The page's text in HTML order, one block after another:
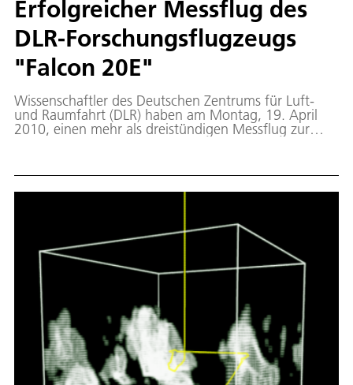
Erfolgreicher Messflug des
DLR-Forschungsflugzeugs
"Falcon 20E"
Wissenschaftler des Deutschen Zentrums für Luft-
und Raumfahrt (DLR) haben am Montag, 19. April
2010, einen mehr als dreistündigen Messflug zur
Zusammensetzung der Aschewolke in verschiedenen
"Falcon 20E" von Oberpfaffenhofen nach Leipzig,
dann über Hamburg nach Bilthoven (Niederlande)
und zurück über Stuttgart nach Oberpfaffenhofen.